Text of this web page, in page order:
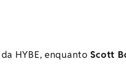
HYBE, enquanto Scott